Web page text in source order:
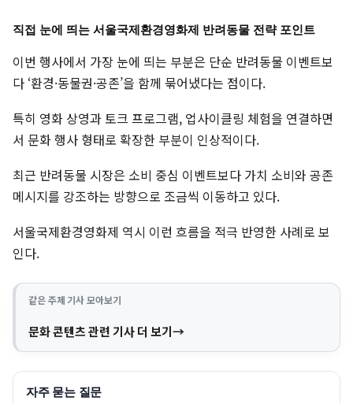
직접 눈에 띄는 서울국제환경영화제 반려동물 전략 포인트
이번 행사에서 가장 눈에 띄는 부분은 단순 반려동물 이벤트보
다 ‘환경·동물권·공존’을 함께 묶어냈다는 점이다.
특히 영화 상영과 토크 프로그램, 업사이클링 체험을 연결하면
서 문화 행사 형태로 확장한 부분이 인상적이다.
최근 반려동물 시장은 소비 중심 이벤트보다 가치 소비와 공존
메시지를 강조하는 방향으로 조금씩 이동하고 있다.
서울국제환경영화제 역시 이런 흐름을 적극 반영한 사례로 보
인다.
같은 주제 기사 모아보기
문화 콘텐츠 관련 기사 더 보기
자주 묻는 질문